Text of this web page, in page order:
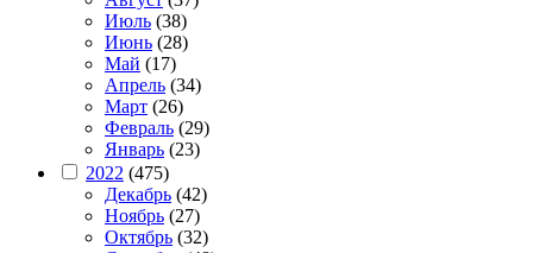
Июль (38)
Июнь (28)
Май (17)
Апрель (34)
Март (26)
Февраль (29)
Январь (23)
2022 (475)
Декабрь (42)
Ноябрь (27)
Октябрь (32)